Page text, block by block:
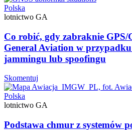
Polska
lotnictwo GA
Co robić, gdy zabraknie GPS/
General Aviation w
jammingu lub spoofingu
Skomentuj
Polska
lotnictwo GA
Podstawa chmur z systemów